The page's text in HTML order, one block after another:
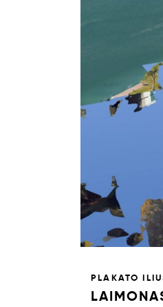
PLAKATO